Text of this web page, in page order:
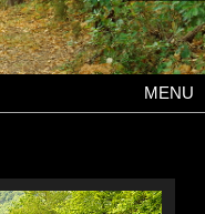
MENU